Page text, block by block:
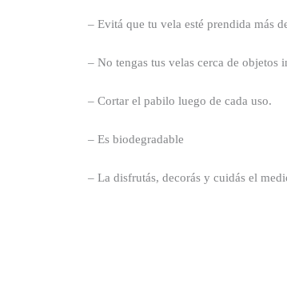
– Evitá que tu vela esté prendida más
– No tengas tus velas cerca de objetos
– Cortar el pabilo luego de cada uso.
– Es biodegradable
– La disfrutás, decorás y cuidás el